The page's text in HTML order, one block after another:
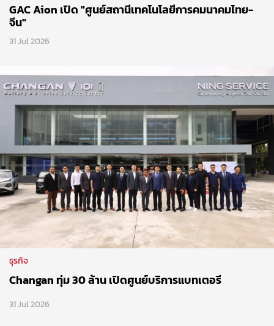
GAC Aion เปิด "ศูนย์สถานีเทคโนโลยีการคมนาคมไทย-
จีน"
31 Jul 2026
ธุรกิจ
Changan ทุ่ม 30 ล้าน เปิดศูนย์บริการแบทเตอรี
31 Jul 2026